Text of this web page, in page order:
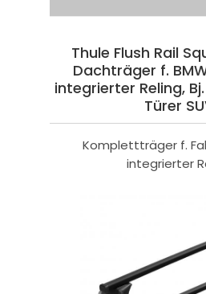
Thule Flush Rail
Dachträger f.
integrierter Reling,
Türer
Komplettträger f.
integrierter